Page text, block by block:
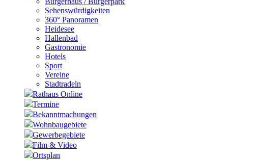
Sehenswürdigkeiten
360° Panoramen
Heidesee
Hallenbad
Gastronomie
Hotels
Sport
Vereine
Stadtradeln
Rathaus Online
Termine
Bekanntmachungen
Wohnbaugebiete
Gewerbegebiete
Film & Video
Ortsplan